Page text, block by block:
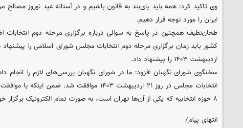
وی تاکید کرد: همه باید پای‌بند به قانون باشیم و در آستانه عید نوروز
ایران را مورد توجه قرار دهیم.
طحان‌نظیف همچنین در پاسخ به سوالی درباره برگزاری مرحله دوم انتخابات
اردیبهشت ۱۴۰۳ را پیشنهاد داد.
سخنگوی شورای نگهبان افزود: ما در شورای نگهبان بررسی‌های لازم را انجام
انتخابات مجلس در روز ۲۱ اردیبهشت ۱۴۰۳ موافقت شد.
۸ حوزه انتخابیه که یکی از آن‌ها تهران است، به صورت تمام الکترونیک برگزار خواهد شد.
انتهای پیام/